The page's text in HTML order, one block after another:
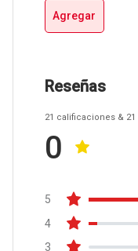
Agregar
Reseñas
21 calificaciones & 21
0
5
4
3